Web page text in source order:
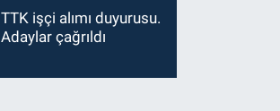
TTK işçi alımı duyurusu.
Adaylar çağrıldı